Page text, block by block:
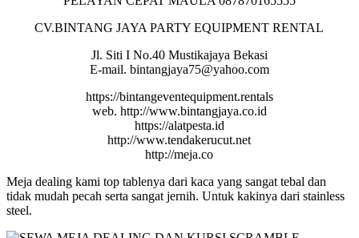
CV.BINTANG JAYA PARTY EQUIPMENT RENTAL
Jl. Siti I No.40 Mustikajaya Bekasi
E-mail. bintangjaya75@yahoo.com
https://bintangeventequipment.rentals
web. http://www.bintangjaya.co.id
https://alatpesta.id
http://www.tendakerucut.net
http://meja.co
Meja dealing kami top tablenya dari kaca yang sangat tebal dan
tidak mudah pecah serta sangat jernih. Untuk kakinya dari stainless
steel.